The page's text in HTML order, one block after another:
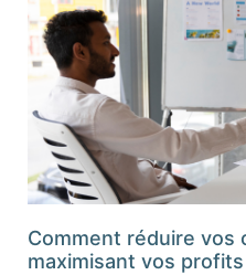
Comment réduire vos
maximisant vos profits